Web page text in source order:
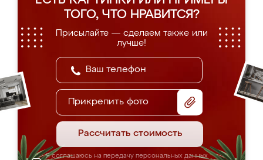
ТОГО, ЧТО НРАВИТСЯ?
Присылайте — сделаем также или
лучше!
Прикрепить фото
Рассчитать стоимость
Я соглашаюсь на передачу персональных данных